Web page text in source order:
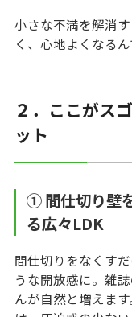
小さな不満を解消
く、心地よくなるん
２．ここがス
ット
① 間仕切り壁
る広々LDK
間仕切りをなくす
うな開放感に。雑
んが自然と増えま